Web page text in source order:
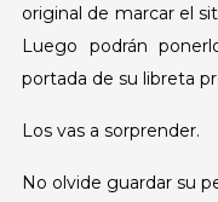
original de marcar el
Luego podrán
portada de su libreta
Los vas a sorprender.
No olvide guardar su